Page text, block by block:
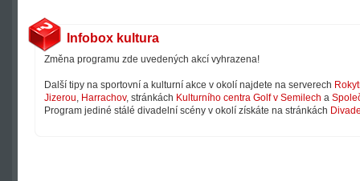
Infobox kultura
Změna programu zde uvedených akcí vyhrazena!
Další tipy na sportovní a kulturní akce v okolí najdete na serverech
Jizerou, Harrachov, stránkách Kulturního centra Golf v Semilech a
Program jediné stálé divadelní scény v okolí získáte na stránkách